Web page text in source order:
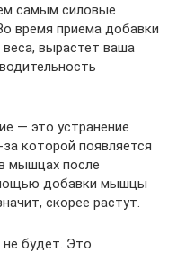
самым силовые
время приема добавки
вырастет ваша
— это устранение
которой появляется
мышцах после
добавки мышцы
скорее растут.
будет. Это